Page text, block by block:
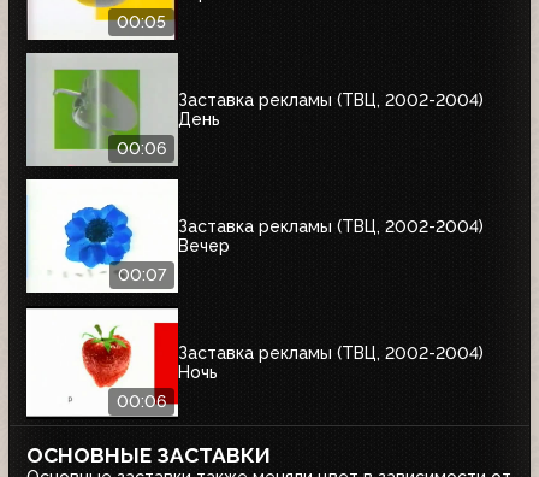
00:05
00:06
Заставка рекламы (ТВЦ, 2002-2004)
День
00:07
Заставка рекламы (ТВЦ, 2002-2004)
Вечер
00:06
Заставка рекламы (ТВЦ, 2002-2004)
Ночь
ОСНОВНЫЕ ЗАСТАВКИ